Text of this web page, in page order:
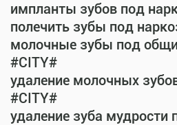
импланты зубов под
полечить зубы под
молочные зубы под
#CITY#
удаление молочных
#CITY#
удаление зуба мудрости